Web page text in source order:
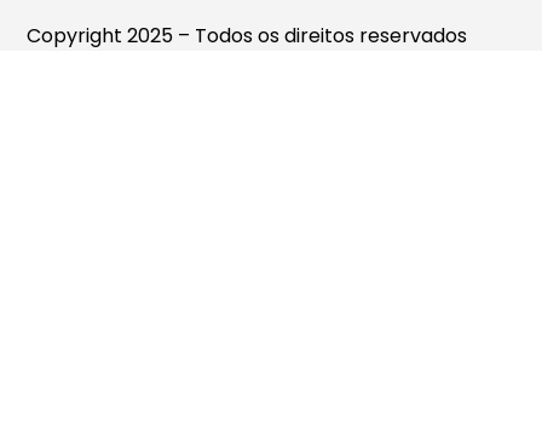
Copyright 2025 – Todos os direitos reservados